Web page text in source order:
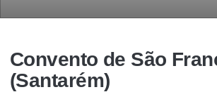
Convento de São
(Santarém)